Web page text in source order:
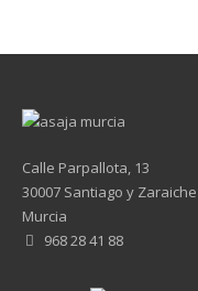
Calle Parpallota, 13
30007 Santiago y Zaraiche
Murcia
968 28 41 88